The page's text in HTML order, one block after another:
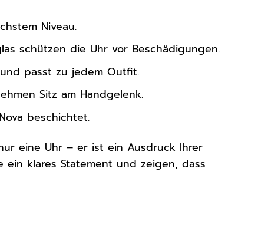
Niveau.
schützen die Uhr vor Beschädigungen.
passt zu jedem Outfit.
Sitz am Handgelenk.
beschichtet.
eine Uhr – er ist ein Ausdruck Ihrer
ein klares Statement und zeigen, dass